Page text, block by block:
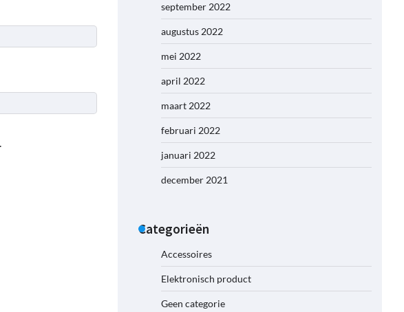
september 2022
augustus 2022
mei 2022
april 2022
maart 2022
februari 2022
januari 2022
december 2021
Categorieën
Accessoires
Elektronisch product
Geen categorie